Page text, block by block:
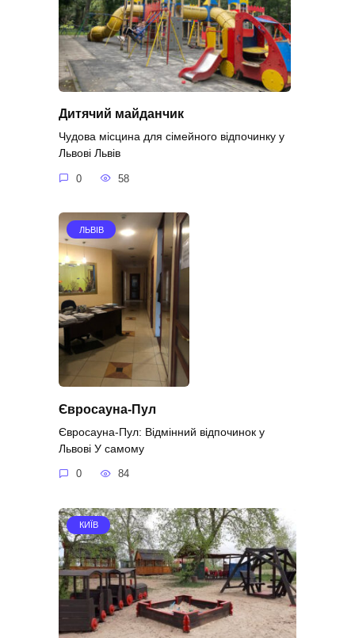
Дитячий майданчик
Чудова місцина для сімейного відпочинку у
Львові Львів
0 58
ЛЬВІВ
Євросауна-Пул
Євросауна-Пул: Відмінний відпочинок у
Львові У самому
0 84
КИЇВ